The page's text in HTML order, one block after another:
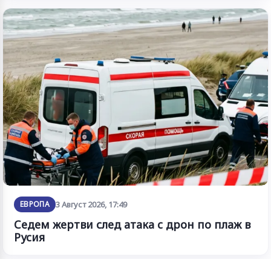
ЕВРОПА 3 Август 2026, 17:49
Седем жертви след атака с дрон по плаж в
Русия